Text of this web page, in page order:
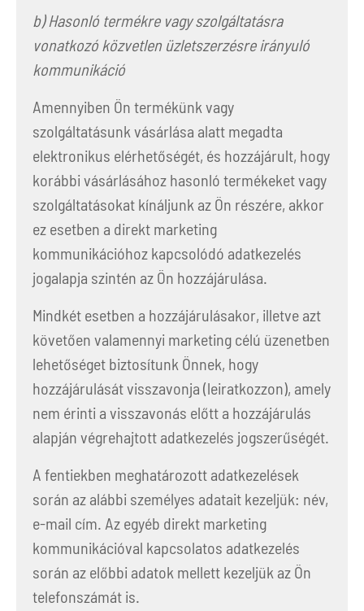
b) Hasonló termékre vagy szolgáltatásra
vonatkozó közvetlen üzletszerzésre irányuló
kommunikáció
Amennyiben Ön termékünk vagy
szolgáltatásunk vásárlása alatt megadta
elektronikus elérhetőségét, és hozzájárult, hogy
korábbi vásárlásához hasonló termékeket vagy
szolgáltatásokat kínáljunk az Ön részére, akkor
ez esetben a direkt marketing
kommunikációhoz kapcsolódó adatkezelés
jogalapja szintén az Ön hozzájárulása.
Mindkét esetben a hozzájárulásakor, illetve azt
követően valamennyi marketing célú üzenetben
lehetőséget biztosítunk Önnek, hogy
hozzájárulását visszavonja (leiratkozzon), amely
nem érinti a visszavonás előtt a hozzájárulás
alapján végrehajtott adatkezelés jogszerűségét.
A fentiekben meghatározott adatkezelések
során az alábbi személyes adatait kezeljük: név,
e-mail cím. Az egyéb direkt marketing
kommunikációval kapcsolatos adatkezelés
során az előbbi adatok mellett kezeljük az Ön
telefonszámát is.